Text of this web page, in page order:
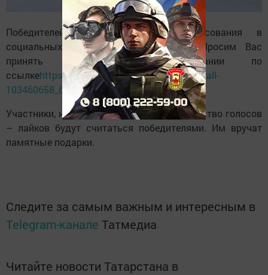
Победителей определим путем голосования в
социальных сетях районной газеты. Просим Вас
принять участие в голосовании по
ссылкеhttps://vk.com/nashcheremshan?w=wall-
103460658_62388
Участники, набравшие наибольшее количество голосов
– лайков будут считаться победителями. Им вручат
памятные подарки.
Следите за самым важным и интересным в
Telegram-канале Татмедиа
Читайте новости Татарстана в